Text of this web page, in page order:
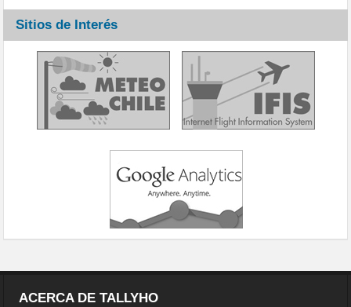
Sitios de Interés
ACERCA DE TALLYHO